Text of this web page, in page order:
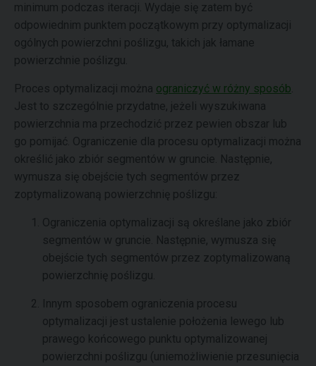
minimum podczas iteracji. Wydaje się zatem być
odpowiednim punktem początkowym przy optymalizacji
ogólnych powierzchni poślizgu, takich jak łamane
powierzchnie poślizgu.
Proces optymalizacji można ograniczyć w różny sposób
Jest to szczególnie przydatne, jeżeli wyszukiwana
powierzchnia ma przechodzić przez pewien obszar lub
go pomijać. Ograniczenie dla procesu optymalizacji można
określić jako zbiór segmentów w gruncie. Następnie,
wymusza się obejście tych segmentów przez
zoptymalizowaną powierzchnię poślizgu:
Ograniczenia optymalizacji są określane jako zbiór
segmentów w gruncie. Następnie, wymusza się
obejście tych segmentów przez zoptymalizowaną
powierzchnię poślizgu.
Innym sposobem ograniczenia procesu
optymalizacji jest ustalenie położenia lewego lub
prawego końcowego punktu optymalizowanej
powierzchni poślizgu (uniemożliwienie przesunięcia